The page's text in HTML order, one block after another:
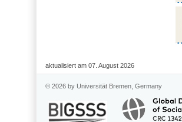
aktualisiert am 07. August 2026
© 2026 by Universität Bremen, Germany